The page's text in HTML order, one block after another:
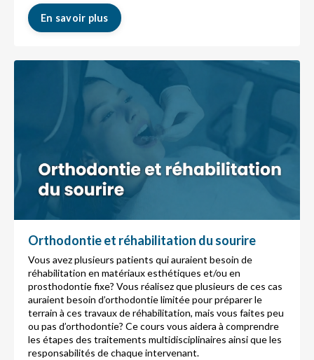
En savoir plus
Orthodontie et réhabilitation du sourire
Vous avez plusieurs patients qui auraient besoin de
réhabilitation en matériaux esthétiques et/ou en
prosthodontie fixe? Vous réalisez que plusieurs de ces cas
auraient besoin d’orthodontie limitée pour préparer le
terrain à ces travaux de réhabilitation, mais vous faites peu
ou pas d’orthodontie? Ce cours vous aidera à comprendre
les étapes des traitements multidisciplinaires ainsi que les
responsabilités de chaque intervenant.